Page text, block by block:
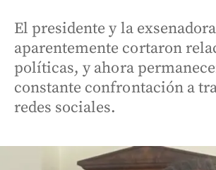
El presidente y la exsenadora
aparentemente cortaron
políticas, y ahora
constante confrontación a
redes sociales.